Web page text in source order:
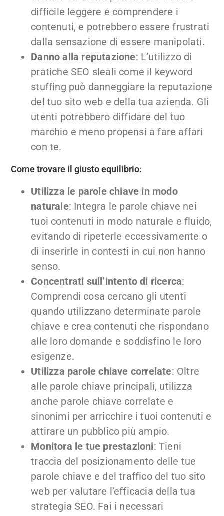
difficile leggere e comprendere i
contenuti, e potrebbero essere frustrati
dalla sensazione di essere manipolati.
Danno alla reputazione: L’utilizzo di
pratiche SEO sleali come il keyword
stuffing può danneggiare la reputazione
del tuo sito web e della tua azienda. Gli
utenti potrebbero diffidare del tuo
marchio e meno propensi a fare affari
con te.
Come trovare il giusto equilibrio:
Utilizza le parole chiave in modo
naturale: Integra le parole chiave nei
tuoi contenuti in modo naturale e fluido,
evitando di ripeterle eccessivamente o
di inserirle in contesti in cui non hanno
senso.
Concentrati sull’intento di ricerca:
Comprendi cosa cercano gli utenti
quando utilizzano determinate parole
chiave e crea contenuti che rispondano
alle loro domande e soddisfino le loro
esigenze.
Utilizza parole chiave correlate: Oltre
alle parole chiave principali, utilizza
anche parole chiave correlate e
sinonimi per arricchire i tuoi contenuti e
attirare un pubblico più ampio.
Monitora le tue prestazioni: Tieni
traccia del posizionamento delle tue
parole chiave e del traffico del tuo sito
web per valutare l’efficacia della tua
strategia SEO. Fai i necessari